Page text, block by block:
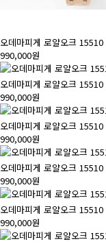
오데마피게 로얄오크
990,000원
오데마피게 로얄오크
990,000원
오데마피게 로얄오크
990,000원
오데마피게 로얄오크
990,000원
오데마피게 로얄오크
990,000원